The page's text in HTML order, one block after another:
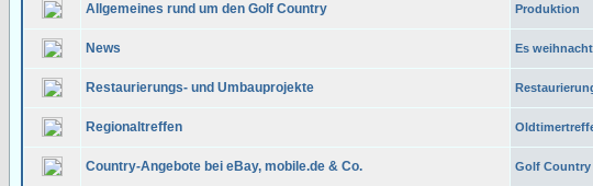
Allgemeines rund um den Golf Country Produktion
News Es
Restaurierungs- und Umbauprojekte
Regionaltreffen
Country-Angebote bei eBay, mobile.de & Co. Golf Country